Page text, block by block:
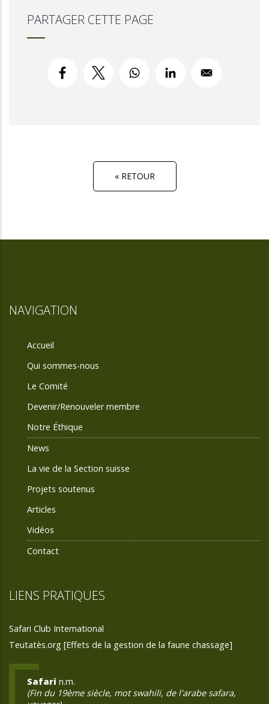
PARTAGER CETTE PAGE
« RETOUR
NAVIGATION
Accueil
Qui sommes-nous
Le Comité
Devenir/Renouveler membre
Notre Éthique
News
La vie de la Section suisse
Projets soutenus
Articles
Vidéos
Contact
LIENS PRATIQUES
Safari Club International
Teutatès.org [Effets de la gestion de la faune chassage]
Safari n.m.
(Fin du 19ème siècle, mot swahili, de l'arabe safara,